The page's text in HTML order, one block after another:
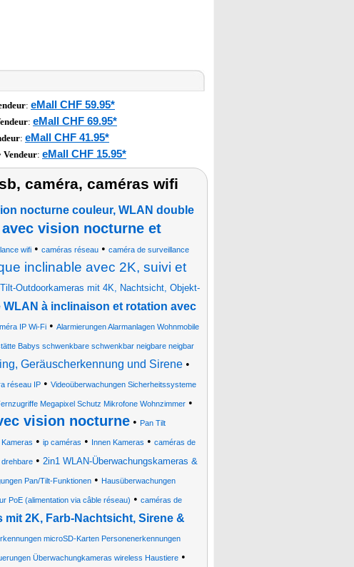
: eMall CHF 59.95*
: eMall CHF 69.95*
: eMall CHF 41.95*
Vendeur: eMall CHF 15.95*
caméra, caméras wifi
nocturne couleur, WLAN double
vision nocturne et
wifi• caméras réseau• caméra de surveillance
inclinable avec 2K, suivi et
Outdoorkameras mit 4K, Nachtsicht, Objekt-
à inclinaison et rotation avec
IP Wi-Fi• Alarmierungen Alarmanlagen Wohnmobile
Babys schwenkbare schwenkbar neigbare neigbar
Geräuscherkennung und Sirene•
réseau IP• Videoüberwachungen Sicherheitssysteme
Megapixel Schutz Mikrofone Wohnzimmer •
vision nocturne• Pan Tilt
• ip caméras • Innen Kameras • caméras de
• 2in1 WLAN-Überwachungskameras &
Pan/Tilt-Funktionen • Hausüberwachungen
PoE (alimentation via câble réseau) • caméras de
2K, Farb-Nachtsicht, Sirene &
microSD-Karten Personenerkennungen
Überwachungkameras wireless Haustiere •